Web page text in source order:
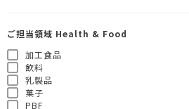
ご担当領域 Health & Food
加工食品
飲料
乳製品
菓子
PBF